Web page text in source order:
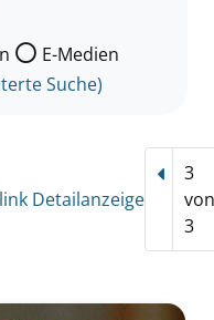
der Sie suchen wollen.
E-Medien
Suche)
Detailanzeige
3
3